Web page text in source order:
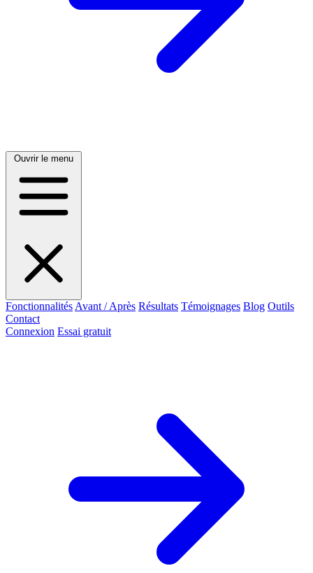
Ouvrir le menu
Fonctionnalités Avant / Après Résultats Témoignages Blog Outils
Contact
Connexion Essai gratuit